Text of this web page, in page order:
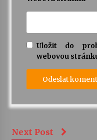
Uložit do
webovou
Next Post